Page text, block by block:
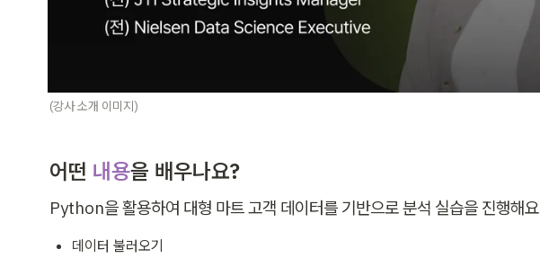
(강사 소개 이미지)
어떤 내용을 배우나요?
Python을 활용하여 대형 마트 고객 데이터를 기반으로 분석 실습을 진행해
데이터 불러오기